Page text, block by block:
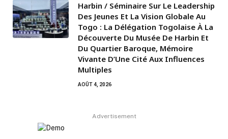
Harbin / Séminaire Sur Le Leadership
Des Jeunes Et La Vision Globale Au
Togo : La Délégation Togolaise À La
Découverte Du Musée De Harbin Et
Du Quartier Baroque, Mémoire
Vivante D’Une Cité Aux Influences
Multiples
AOÛT 4, 2026
Advertisement